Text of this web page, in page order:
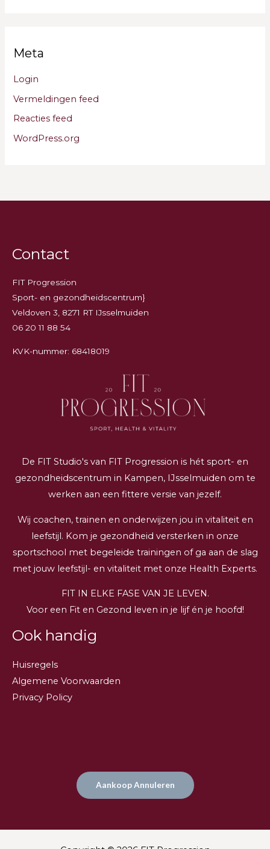
Meta
Login
Vermeldingen feed
Reacties feed
WordPress.org
Contact
FIT Progression
Sport- en gezondheidscentrum}
Veldoven 3, 8271 RT IJsselmuiden
06 20 11 88 54
KVK-nummer: 68418019
De FIT Studio's van FIT Progression is hét sport- en
gezondheidscentrum in Kampen, IJsselmuiden om te
werken aan een fittere versie van jezelf.
Wij coachen, trainen en onderwijzen jou in vitaliteit en
leefstijl. Kom je gezondheid versterken in onze
sportschool met begeleide trainingen of ga aan de slag
met jouw leefstijl- en vitaliteit met onze Health Experts.
FIT IN ELKE FASE VAN JE LEVEN.
Voor een Fit en Gezond leven in je lijf én je hoofd!
Ook handig
Huisregels
Algemene Voorwaarden
Privacy Policy
Aankoop Annuleren